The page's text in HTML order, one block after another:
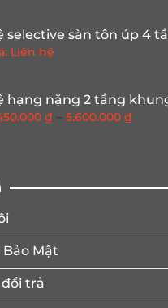
selective sàn tôn úp 4
Liên hệ
hạng nặng 2 tầng
₫ – 5.600.000 ₫
đến
Bảo Mật
trả